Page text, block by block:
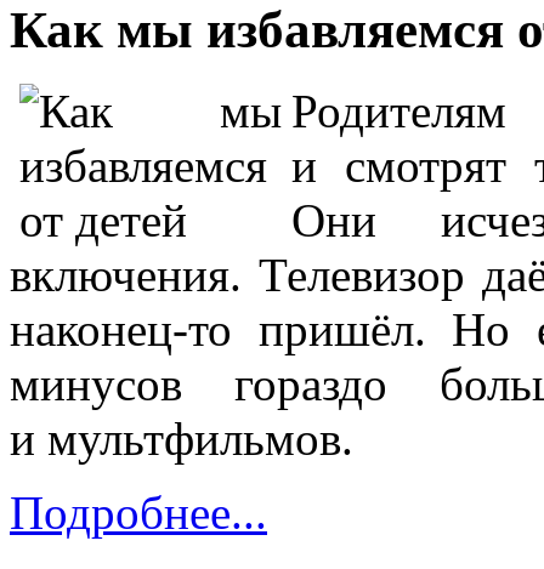
Как мы избавляемся
и смотрят
Они
включения. Телевизор
наконец‑то пришёл. Но
минусов гораздо
и мультфильмов.
Подробнее...